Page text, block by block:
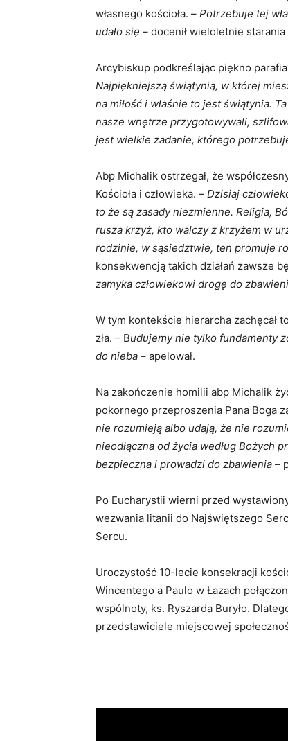
własnego kościoła. – Potrzebuje tej
udało się – docenił wieloletnie
Arcybiskup podkreślając piękno
Najpiękniejszą świątynią, w której
na miłość i właśnie to jest świątynia.
nasze wnętrze przygotowywali,
jest wielkie zadanie, którego
Abp Michalik ostrzegał, że
Kościoła i człowieka. – Dzisiaj
to że są zasady niezmienne. Religia,
rusza krzyż, kto walczy z krzyżem w
rodzinie, w sąsiedztwie, ten promuje
konsekwencją takich działań zawsze
zamyka człowiekowi drogę do
W tym kontekście hierarcha zachęcał
zła. – Budujemy nie tylko fundamenty
do nieba – apelował.
Na zakończenie homilii abp Michalik
pokornego przeproszenia Pana Boga
nie rozumieją albo udają, że nie
nieodłączna od życia według Bożych
bezpieczna i prowadzi do zbawienia –
Po Eucharystii wierni przed
wezwania litanii do Najświętszego
Sercu.
Uroczystość 10-lecie konsekracji
Wincentego a Paulo w Łazach
wspólnoty, ks. Ryszarda Buryło.
przedstawiciele miejscowej